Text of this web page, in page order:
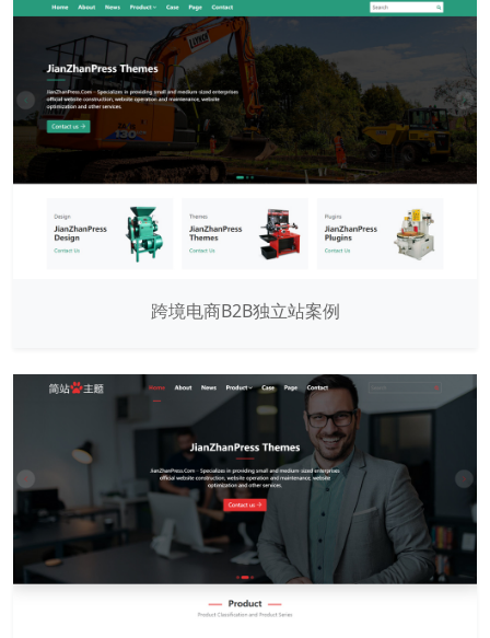
跨境电商B2B独立站案例